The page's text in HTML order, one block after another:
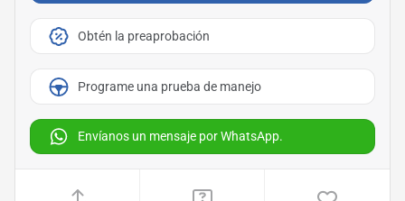
Obtén la preaprobación
Programe una prueba de manejo
Envíanos un mensaje por WhatsApp.